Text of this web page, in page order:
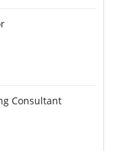
Consultant